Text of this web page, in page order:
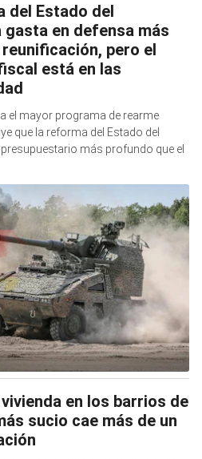
del Estado del
gasta en defensa más
pero el
está en las
el mayor programa de rearme
que la reforma del Estado del
más profundo que el
en los barrios de
sucio cae más de un